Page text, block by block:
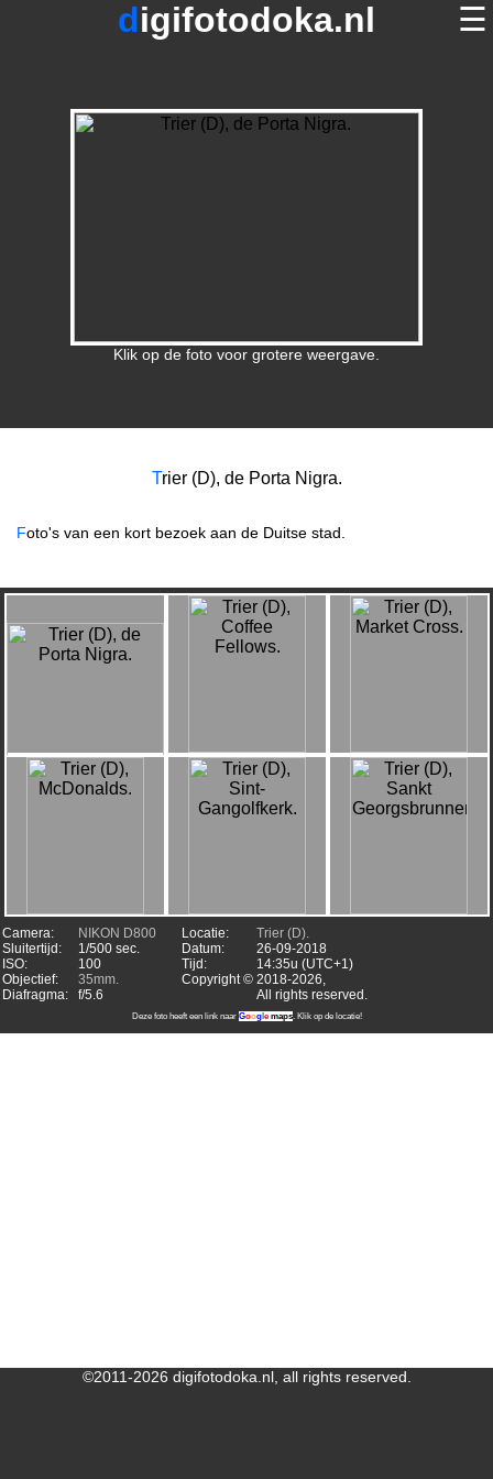
digifotodoka.nl ☰
foto's op digifotodoka.nl
Klik op de foto voor grotere weergave.
Trier (D), de Porta Nigra.
Foto's van een kort bezoek aan de Duitse stad.
Camera:
Sluitertijd:
ISO:
Objectief:
Diafragma:
NIKON D800
1/500 sec.
100
35mm.
f/5.6
Locatie:
Datum:
Tijd:
Copyright ©
Trier (D).
26-09-2018
14:35u (UTC+1)
2018-2026,
All rights reserved.
Deze foto heeft een link naar Googlemaps. Klik op de locatie!
©2011-2026 digifotodoka.nl, all rights reserved.